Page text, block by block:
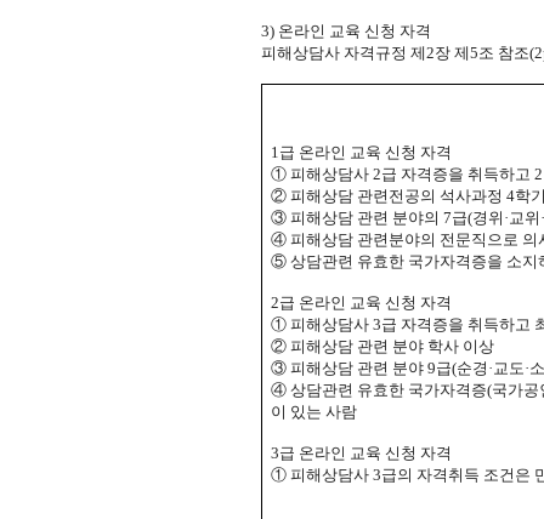
3) 온라인 교육 신청 자격
피해상담사 자격규정 제2장 제5조 참조
1급 온라인 교육 신청 자격
① 피해상담사 2급 자격증을 취득하고 2
② 피해상담 관련전공의 석사과정 4학
③ 피해상담 관련 분야의 7급(경위 ·교위 ·
④ 피해상담 관련분야의 전문직으로 의
⑤ 상담관련 유효한 국가자격증을 소
2급 온라인 교육 신청 자격
① 피해상담사 3급 자격증을 취득하고
② 피해상담 관련 분야 학사 이상
③ 피해상담 관련 분야 9급(순경 ·교도·
④ 상담관련 유효한 국가자격증(국가공
이 있는 사람
3급 온라인 교육 신청 자격
① 피해상담사 3급의 자격취득 조건은